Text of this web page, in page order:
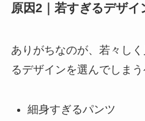
原因2｜若すぎるデザイ
ありがちなのが、若々し
るデザインを選んでしまう
細身すぎるパンツ